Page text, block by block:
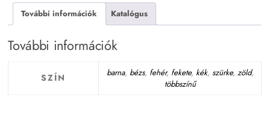
További információk Katalógus
További információk
SZÍN barna, bézs, fehér, fekete, kék, szürke, zöld,
többszínű